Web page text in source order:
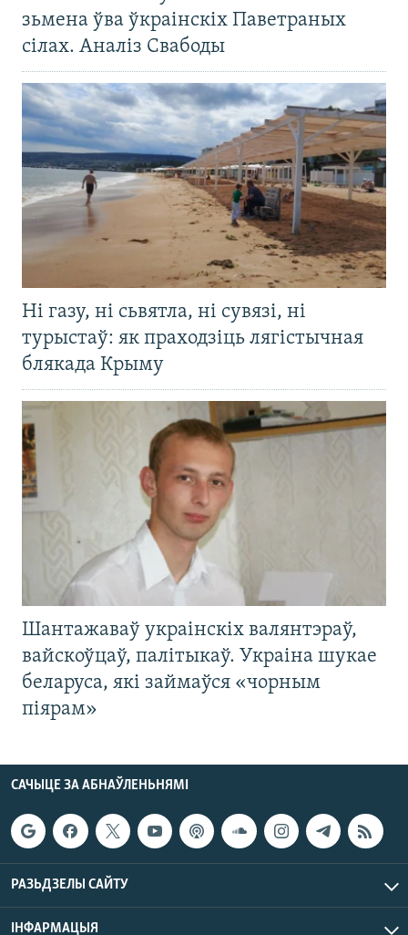
зьмена ўва ўкраінскіх Паветраных
сілах. Аналіз Свабоды
Ні газу, ні сьвятла, ні сувязі, ні
турыстаў: як праходзіць лягістычная
блякада Крыму
Шантажаваў украінскіх валянтэраў,
вайскоўцаў, палітыкаў. Украіна шукае
беларуса, які займаўся «чорным
піярам»
САЧЫЦЕ ЗА АБНАЎЛЕНЬНЯМІ
РАЗЬДЗЕЛЫ САЙТУ
ІНФАРМАЦЫЯ